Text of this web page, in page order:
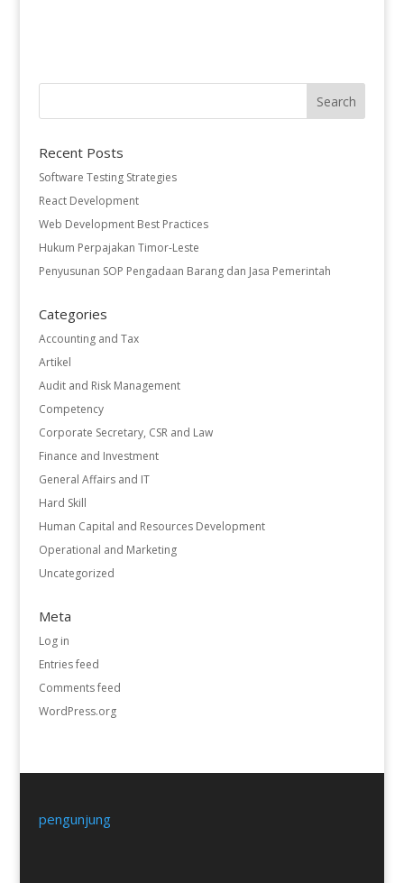
Recent Posts
Software Testing Strategies
React Development
Web Development Best Practices
Hukum Perpajakan Timor-Leste
Penyusunan SOP Pengadaan Barang dan Jasa Pemerintah
Categories
Accounting and Tax
Artikel
Audit and Risk Management
Competency
Corporate Secretary, CSR and Law
Finance and Investment
General Affairs and IT
Hard Skill
Human Capital and Resources Development
Operational and Marketing
Uncategorized
Meta
Log in
Entries feed
Comments feed
WordPress.org
pengunjung